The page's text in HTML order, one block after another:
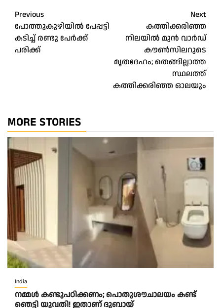
Post
navigation
Previous
പോത്തുകുഴിയിൽ പേപ്പട്ടി
കടിച്ച് രണ്ടു പേർക്ക്
പരിക്ക്
Next
കത്തിക്കരിഞ്ഞ
നിലയില്‍ മുൻ വാർഡ്
കൗൺസിലറുടെ
മൃതദേഹം; തെങ്ങില്ലാത്ത
സ്ഥലത്ത്
കത്തിക്കരിഞ്ഞ ഓലയും
MORE STORIES
India
നമ്മൾ കണ്ടുപഠിക്കണം; പൊതുശൗചാലയം കണ്ട്
ഞെട്ടി യുവതി! ഇതാണ് ദുബായ്